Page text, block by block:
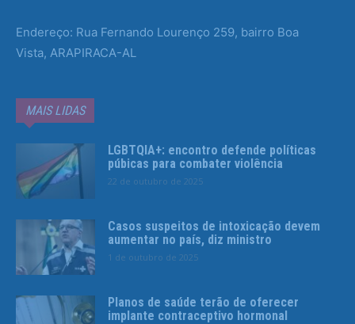
Endereço: Rua Fernando Lourenço 259, bairro Boa
Vista, ARAPIRACA-AL
MAIS LIDAS
LGBTQIA+: encontro defende políticas
púbicas para combater violência
22 de outubro de 2025
Casos suspeitos de intoxicação devem
aumentar no país, diz ministro
1 de outubro de 2025
Planos de saúde terão de oferecer
implante contraceptivo hormonal